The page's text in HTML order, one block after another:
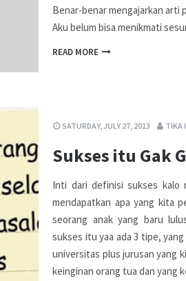
Benar-benar mengajarkan arti
Aku belum bisa menikmati
READ MORE
SATURDAY, JULY 27, 2013 TIKA
Sukses itu Gak
Inti dari definisi sukses kalo
mendapatkan apa yang kita
seorang anak yang baru
sukses itu yaa ada 3 tipe,
universitas plus jurusan yang
keinginan orang tua dan yang